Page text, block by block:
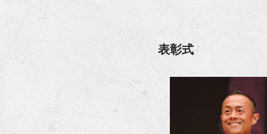
表彰式